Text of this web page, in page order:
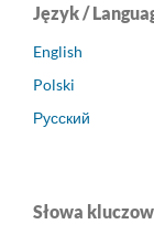
Język /
English
Polski
Русский
Słowa